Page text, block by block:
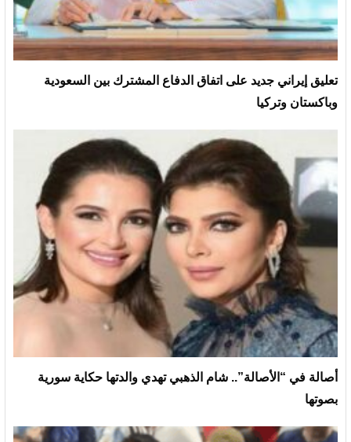
تعليق إيراني جديد على اتفاق الدفاع المشترك بين السعودية
وباكستان وتركيا
أصالة في “الأصالة”.. شام الذهبي تهدي والدتها حكاية سورية
بصوتها